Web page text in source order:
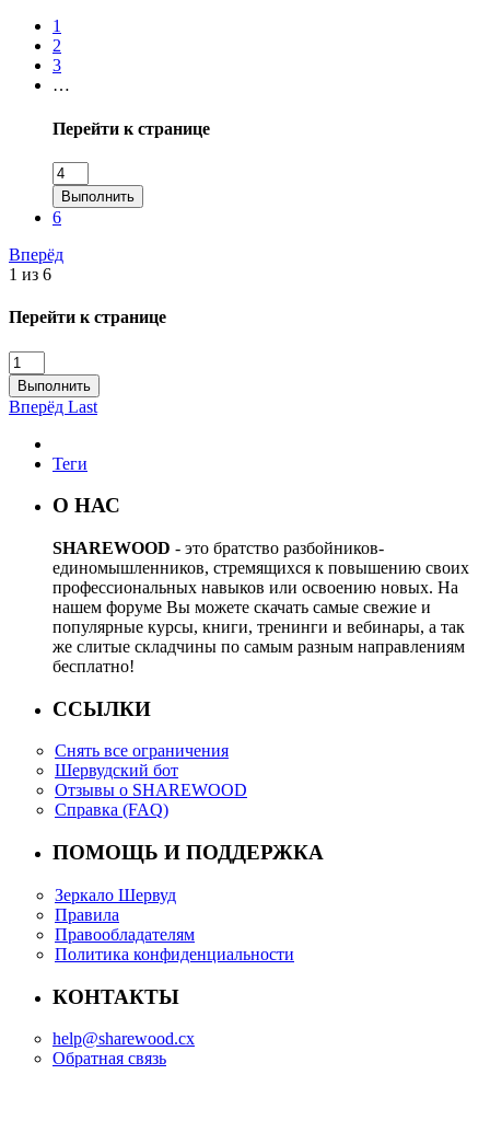
1
2
3
…
Перейти к странице
Выполнить
6
Вперёд
1 из 6
Перейти к странице
Выполнить
Вперёд Last
Теги
О НАС
SHAREWOOD - это братство разбойников-
единомышленников, стремящихся к повышению своих
профессиональных навыков или освоению новых. На
нашем форуме Вы можете скачать самые свежие и
популярные курсы, книги, тренинги и вебинары, а так
же слитые складчины по самым разным направлениям
бесплатно!
ССЫЛКИ
Снять все ограничения
Шервудский бот
Отзывы о SHAREWOOD
Справка (FAQ)
ПОМОЩЬ И ПОДДЕРЖКА
Зеркало Шервуд
Правила
Правообладателям
Политика конфиденциальности
КОНТАКТЫ
help@sharewood.cx
Обратная связь